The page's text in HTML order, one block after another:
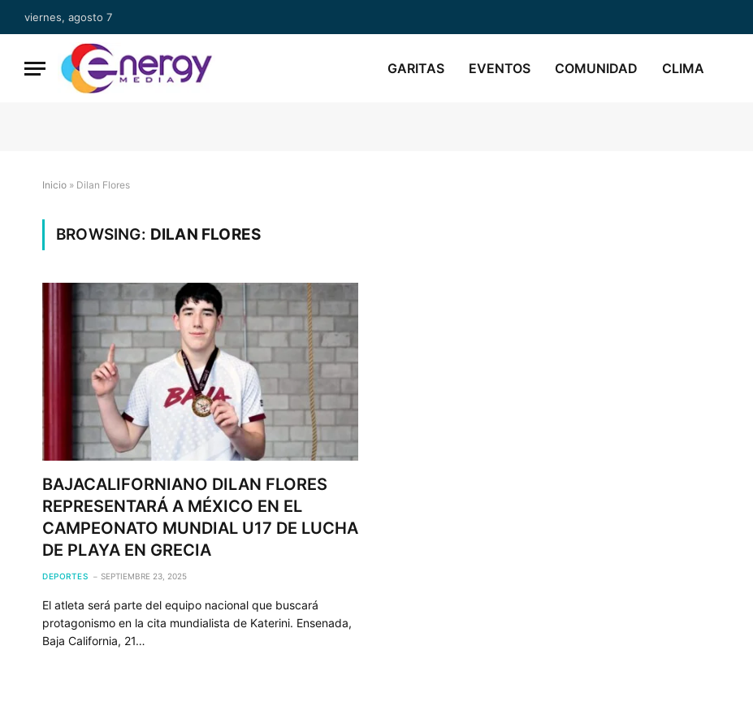
viernes, agosto 7
GARITAS EVENTOS COMUNIDAD CLIMA
Inicio » Dilan Flores
BROWSING: DILAN FLORES
BAJACALIFORNIANO DILAN FLORES
REPRESENTARÁ A MÉXICO EN EL
CAMPEONATO MUNDIAL U17 DE LUCHA
DE PLAYA EN GRECIA
DEPORTES SEPTIEMBRE 23, 2025
El atleta será parte del equipo nacional que buscará
protagonismo en la cita mundialista de Katerini. Ensenada,
Baja California, 21…